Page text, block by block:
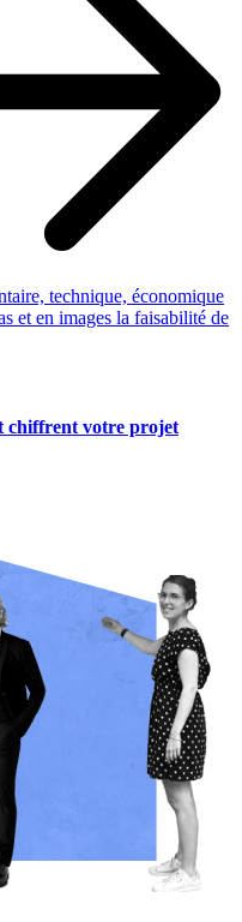
technique, économique
et en images la faisabilité de
chiffrent votre projet